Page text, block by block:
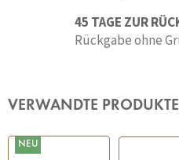
45 TAGE ZUR
Rückgabe ohne
VERWANDTE PRODUKTE
NEU